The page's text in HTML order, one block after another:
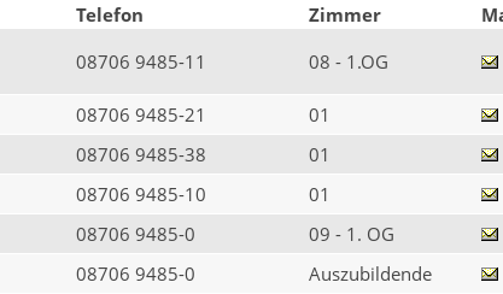
Telefon Zimmer
08706 9485-11 08 - 1.OG
08706 9485-21 01
08706 9485-38 01
08706 9485-10 01
08706 9485-0 09 - 1. OG
08706 9485-0 Auszubildende